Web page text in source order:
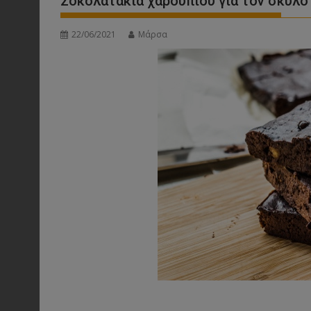
22/06/2021 Μάρσα